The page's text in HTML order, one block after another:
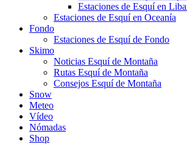
Estaciones de Esquí en
Estaciones de Esquí en Oceanía
Fondo
Estaciones de Esquí de Fondo
Skimo
Noticias Esquí de Montaña
Rutas Esquí de Montaña
Consejos Esquí de Montaña
Snow
Meteo
Vídeo
Nómadas
Shop